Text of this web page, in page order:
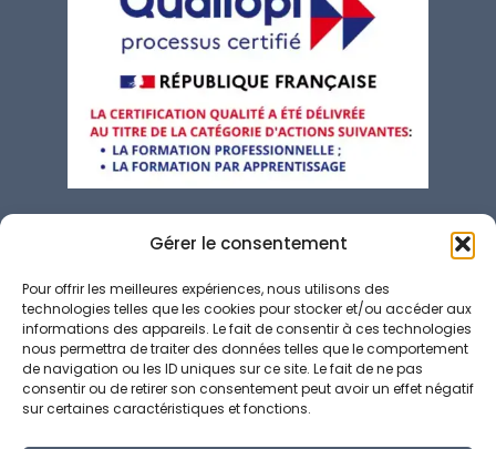
Gérer le consentement
Pour offrir les meilleures expériences, nous utilisons des
technologies telles que les cookies pour stocker et/ou accéder aux
informations des appareils. Le fait de consentir à ces technologies
nous permettra de traiter des données telles que le comportement
de navigation ou les ID uniques sur ce site. Le fait de ne pas
consentir ou de retirer son consentement peut avoir un effet négatif
sur certaines caractéristiques et fonctions.
contact@perspectivia.fr
66 Av. Valéry Giscard d'Estaing, 06200 Nice
Conditions Générales de Vente
Politique de confidentialité
Politique de cookies (UE)